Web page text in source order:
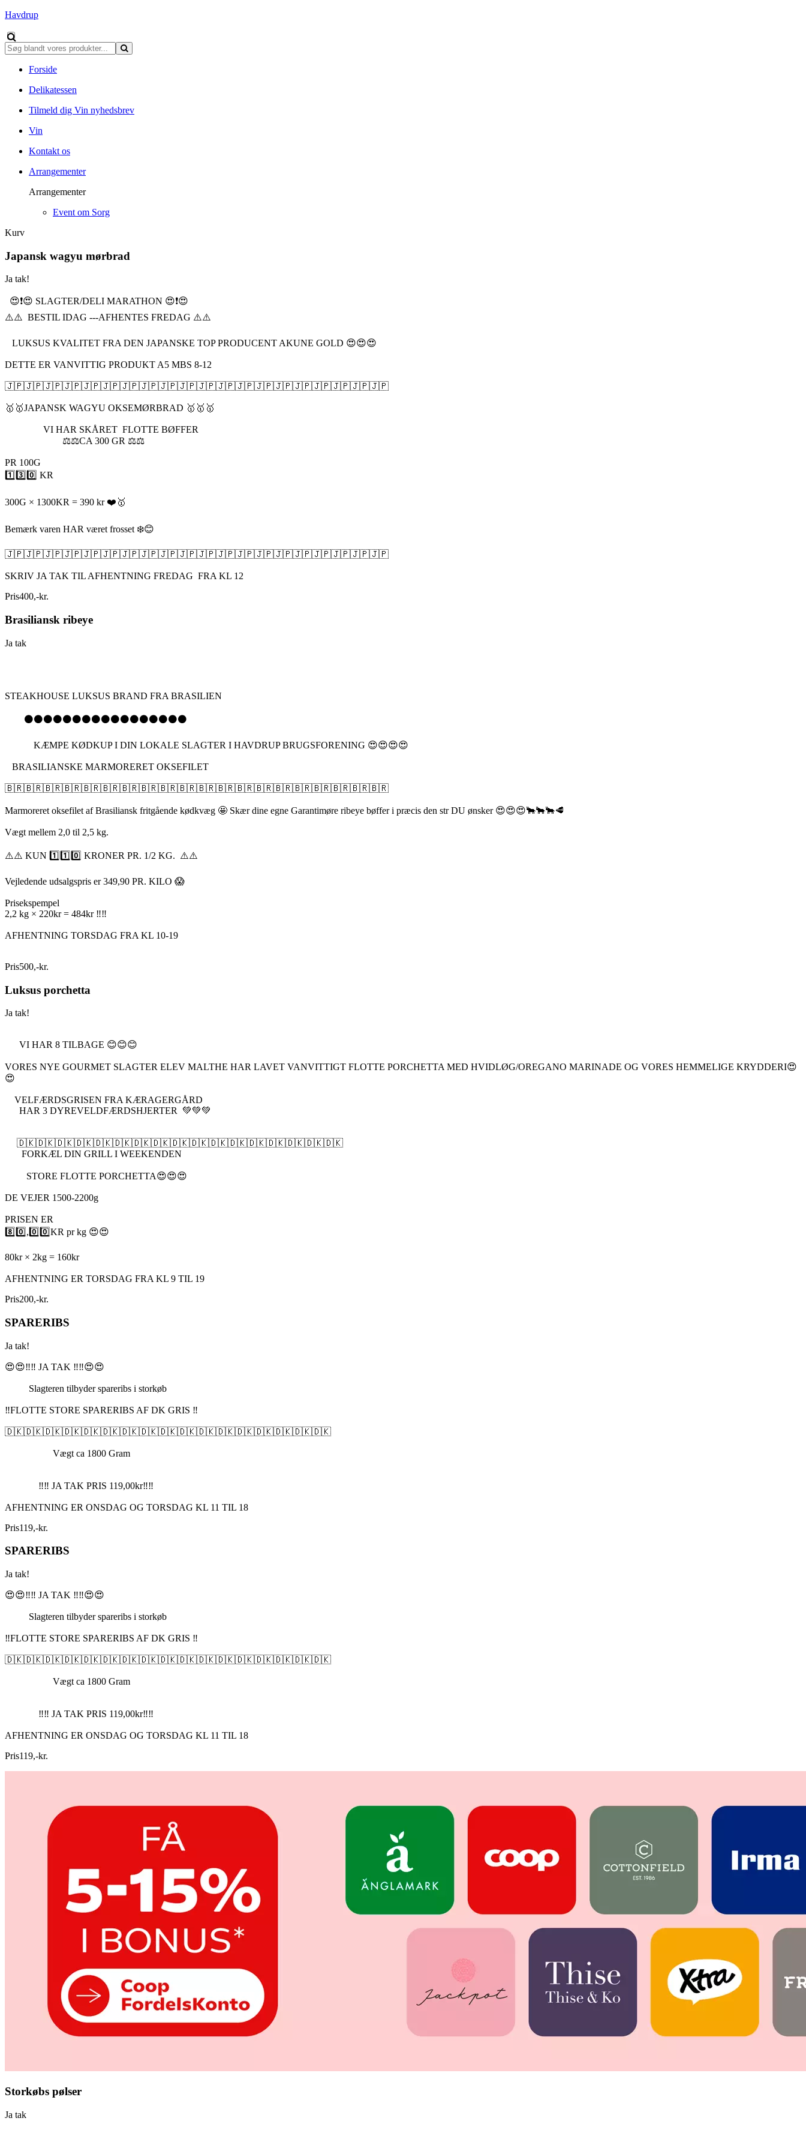
Havdrup
Forside
Delikatessen
Tilmeld dig Vin nyhedsbrev
Vin
Kontakt os
Arrangementer
Arrangementer
Event om Sorg
Kurv
Japansk wagyu mørbrad
Ja tak!
😍❗️😍 SLAGTER/DELI MARATHON 😍❗️😍
⚠️⚠️ BESTIL IDAG ---AFHENTES FREDAG ⚠️⚠️
LUKSUS KVALITET FRA DEN JAPANSKE TOP PRODUCENT AKUNE GOLD 😍😍😍
DETTE ER VANVITTIG PRODUKT A5 MBS 8-12
🇯🇵🇯🇵🇯🇵🇯🇵🇯🇵🇯🇵🇯🇵🇯🇵🇯🇵🇯🇵🇯🇵🇯🇵🇯🇵🇯🇵🇯🇵🇯🇵🇯🇵🇯🇵🇯🇵🇯🇵
🥇🥇JAPANSK WAGYU OKSEMØRBRAD 🥇🥇🥇
VI HAR SKÅRET FLOTTE BØFFER
⚖️⚖️CA 300 GR ⚖️⚖️
PR 100G
1️⃣3️⃣0️⃣ KR
300G × 1300KR = 390 kr ❤️🥇
Bemærk varen HAR været frosset ❄️😊
🇯🇵🇯🇵🇯🇵🇯🇵🇯🇵🇯🇵🇯🇵🇯🇵🇯🇵🇯🇵🇯🇵🇯🇵🇯🇵🇯🇵🇯🇵🇯🇵🇯🇵🇯🇵🇯🇵🇯🇵
SKRIV JA TAK TIL AFHENTNING FREDAG FRA KL 12
Pris400,-kr.
Brasiliansk ribeye
Ja tak
STEAKHOUSE LUKSUS BRAND FRA BRASILIEN
⚫️⚫️⚫️⚫️⚫️⚫️⚫️⚫️⚫️⚫️⚫️⚫️⚫️⚫️⚫️⚫️⚫️
KÆMPE KØDKUP I DIN LOKALE SLAGTER I HAVDRUP BRUGSFORENING 😍😍😍😍
BRASILIANSKE MARMORERET OKSEFILET
🇧🇷🇧🇷🇧🇷🇧🇷🇧🇷🇧🇷🇧🇷🇧🇷🇧🇷🇧🇷🇧🇷🇧🇷🇧🇷🇧🇷🇧🇷🇧🇷🇧🇷🇧🇷🇧🇷🇧🇷
Marmoreret oksefilet af Brasiliansk fritgående kødkvæg 🤩 Skær dine egne Garantimøre ribeye bøffer i præcis den str DU ønsker 😍😍😍🐂🐂🐂🥩
Vægt mellem 2,0 til 2,5 kg.
⚠️⚠️ KUN 1️⃣1️⃣0️⃣ KRONER PR. 1/2 KG. ⚠️⚠️
Vejledende udsalgspris er 349,90 PR. KILO 😱
Prisekspempel
2,2 kg × 220kr = 484kr ‼️‼️
AFHENTNING TORSDAG FRA KL 10-19
Pris500,-kr.
Luksus porchetta
Ja tak!
VI HAR 8 TILBAGE 😊😊😊
VORES NYE GOURMET SLAGTER ELEV MALTHE HAR LAVET VANVITTIGT FLOTTE PORCHETTA MED HVIDLØG/OREGANO MARINADE OG VORES HEMMELIGE KRYDDERI😍
😍
VELFÆRDSGRISEN FRA KÆRAGERGÅRD
HAR 3 DYREVELDFÆRDSHJERTER 💚💚💚
🇩🇰🇩🇰🇩🇰🇩🇰🇩🇰🇩🇰🇩🇰🇩🇰🇩🇰🇩🇰🇩🇰🇩🇰🇩🇰🇩🇰🇩🇰🇩🇰🇩🇰
FORKÆL DIN GRILL I WEEKENDEN
STORE FLOTTE PORCHETTA😍😍😍
DE VEJER 1500-2200g
PRISEN ER
8️⃣0️⃣,0️⃣0️⃣KR pr kg 😍😍
80kr × 2kg = 160kr
AFHENTNING ER TORSDAG FRA KL 9 TIL 19
Pris200,-kr.
SPARERIBS
Ja tak!
😍😍‼️‼️ JA TAK ‼️‼️😍😍
Slagteren tilbyder spareribs i storkøb
‼️FLOTTE STORE SPARERIBS AF DK GRIS ‼️
🇩🇰🇩🇰🇩🇰🇩🇰🇩🇰🇩🇰🇩🇰🇩🇰🇩🇰🇩🇰🇩🇰🇩🇰🇩🇰🇩🇰🇩🇰🇩🇰🇩🇰
Vægt ca 1800 Gram
‼️‼️ JA TAK PRIS 119,00kr‼️‼️
AFHENTNING ER ONSDAG OG TORSDAG KL 11 TIL 18
Pris119,-kr.
SPARERIBS
Ja tak!
😍😍‼️‼️ JA TAK ‼️‼️😍😍
Slagteren tilbyder spareribs i storkøb
‼️FLOTTE STORE SPARERIBS AF DK GRIS ‼️
🇩🇰🇩🇰🇩🇰🇩🇰🇩🇰🇩🇰🇩🇰🇩🇰🇩🇰🇩🇰🇩🇰🇩🇰🇩🇰🇩🇰🇩🇰🇩🇰🇩🇰
Vægt ca 1800 Gram
‼️‼️ JA TAK PRIS 119,00kr‼️‼️
AFHENTNING ER ONSDAG OG TORSDAG KL 11 TIL 18
Pris119,-kr.
Storkøbs pølser
Ja tak